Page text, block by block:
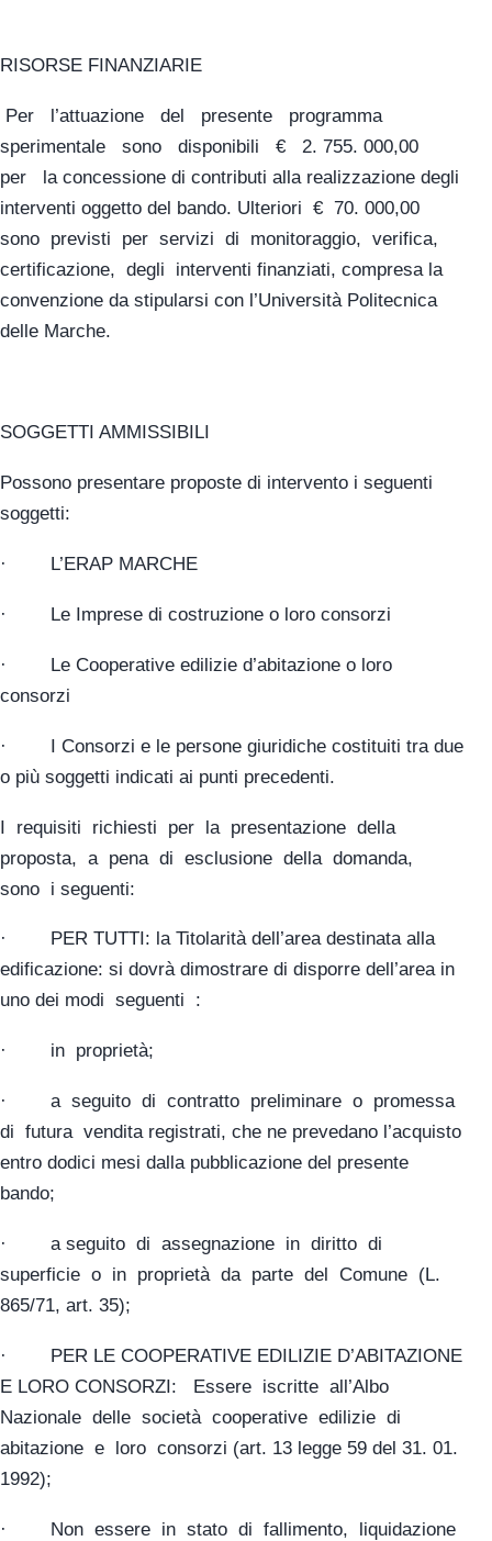
RISORSE FINANZIARIE
Per l’attuazione del presente programma
sperimentale sono disponibili € 2. 755. 000,00
per la concessione di contributi alla realizzazione degli
interventi oggetto del bando. Ulteriori € 70. 000,00
sono previsti per servizi di monitoraggio, verifica,
certificazione, degli interventi finanziati, compresa la
convenzione da stipularsi con l’Università Politecnica
delle Marche.
SOGGETTI AMMISSIBILI
Possono presentare proposte di intervento i seguenti
soggetti:
· L’ERAP MARCHE
· Le Imprese di costruzione o loro consorzi
· Le Cooperative edilizie d’abitazione o loro
consorzi
· I Consorzi e le persone giuridiche costituiti tra due
o più soggetti indicati ai punti precedenti.
I requisiti richiesti per la presentazione della
proposta, a pena di esclusione della domanda,
sono i seguenti:
· PER TUTTI: la Titolarità dell’area destinata alla
edificazione: si dovrà dimostrare di disporre dell’area in
uno dei modi seguenti :
· in proprietà;
· a seguito di contratto preliminare o promessa
di futura vendita registrati, che ne prevedano l’acquisto
entro dodici mesi dalla pubblicazione del presente
bando;
· a seguito di assegnazione in diritto di
superficie o in proprietà da parte del Comune (L.
865/71, art. 35);
· PER LE COOPERATIVE EDILIZIE D’ABITAZIONE
E LORO CONSORZI: Essere iscritte all’Albo
Nazionale delle società cooperative edilizie di
abitazione e loro consorzi (art. 13 legge 59 del 31. 01.
1992);
· Non essere in stato di fallimento, liquidazione